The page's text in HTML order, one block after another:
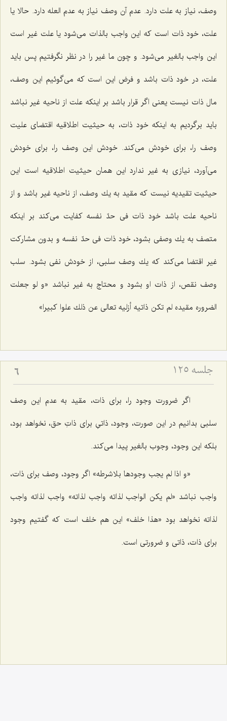
وصف، نیاز به علت دارد. عدم آن وصف نیاز به عدم العله دارد. حالا یا
علت، خود ذات است كه این واجب بالذات مى‌شود یا علت غیر است
این واجب بالغیر مى‌شود. و چون ما غیر را در نظر نگرفتیم پس باید
علت، در خود ذات باشد و فرض این است كه مى‌گوئیم این وصف،
مال ذات نیست یعنى اگر قرار باشد بر اینكه علت از ناحیه غیر نباشد
باید برگردیم به اینكه خود ذات، به حیثیت اطلاقیه اقتضاى علیت
وصف را، براى خودش مى‌كند. خودش این وصف را، براى خودش
مى‌آورد، نیازى به غیر ندارد این همان حیثیت اطلاقیه است این
حیثیت تقیدیه نیست كه مقید به یك وصف، از ناحیه غیر باشد و از
ناحیه علت باشد خود ذات فى حدّ نفسه كفایت مى‌كند بر اینكه
متصف به یك وصفى بشود، خود ذات فى حدّ نفسه و بدون مشاركت
غیر اقتضا مى‌كند كه یك وصف سلبى، از خودش نفى بشود. سلب
وصف نقص، از ذات او بشود و محتاج به غیر نباشد «و لو جعلت
الضروره مقیده لم تكن ذاتیه أزلیه تعالى عن ذلك علوا كبیرا»
جلسه ۱۲۵ 6
اگر ضرورت وجود را، براى ذات، مقید به عدم این وصف
سلبى بدانیم در این صورت، وجود، ذاتىِ براى ذاتِ حق، نخواهد بود،
بلكه این وجود، وجوب بالغیر پیدا مى‌كند.
«و اذا لم یجب وجودها بلاشرطه» اگر وجود، وصف براى ذات،
واجب نباشد «لم یکن الواجب لذاته واجب لذاته» واجب لذاته واجب
لذاته نخواهد بود «هذا خلف» این هم خلف است كه گفتیم وجود
براى ذات، ذاتى و ضرورتى است.